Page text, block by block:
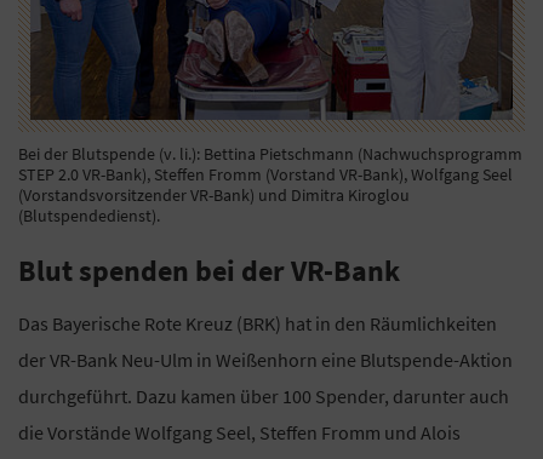
Bei der Blutspende (v. li.): Bettina Pietschmann (Nachwuchsprogramm
STEP 2.0 VR-Bank), Steffen Fromm (Vorstand VR-Bank), Wolfgang Seel
(Vorstandsvorsitzender VR-Bank) und Dimitra Kiroglou
(Blutspendedienst).
Blut spenden bei der VR-Bank
Das Bayerische Rote Kreuz (BRK) hat in den Räumlichkeiten
der VR-Bank Neu-Ulm in Weißenhorn eine Blutspende-Aktion
durchgeführt. Dazu kamen über 100 Spender, darunter auch
die Vorstände Wolfgang Seel, Steffen Fromm und Alois